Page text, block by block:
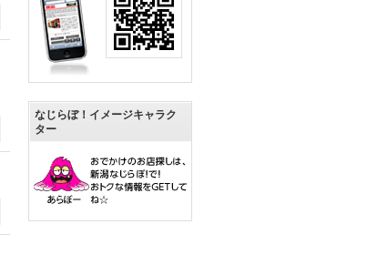
なじらぼ！イメージキャラク
ター